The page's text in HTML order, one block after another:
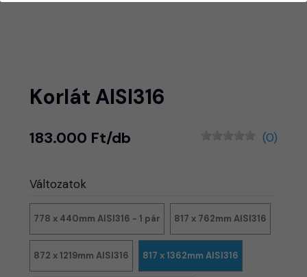
Korlát AISI316
183.000 Ft/db (0)
Változatok
778 x 440mm AISI316 - 1 pár 817 x 762mm AISI316
872 x 1219mm AISI316 817 x 1362mm AISI316